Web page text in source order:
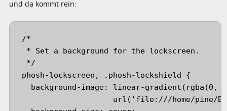
und da kommt rein:
/*
* Set a background for the lockscreen.
*/
phosh-lockscreen, .phosh-lockshield {
background-image: linear-gradient(rgba(0,
url('file:///home/pine/